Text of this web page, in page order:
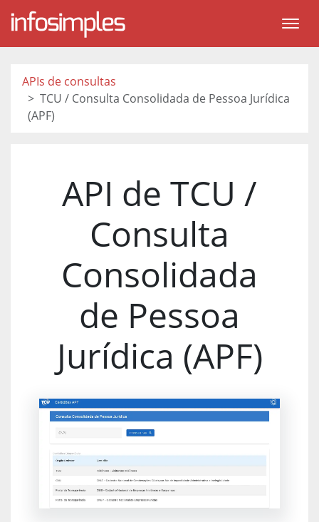
APIs de consultas
TCU / Consulta Consolidada de Pessoa Jurídica
(APF)
API de TCU /
Consulta
Consolidada
de Pessoa
Jurídica (APF)